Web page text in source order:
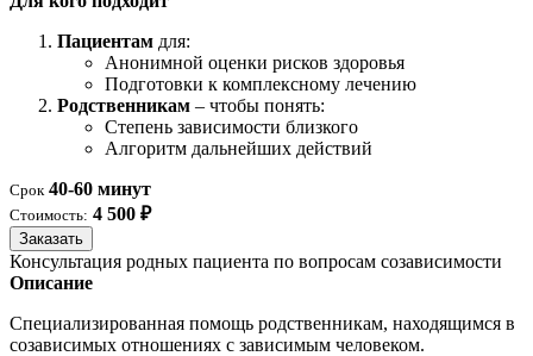
Пациентам для:
Анонимной оценки рисков здоровья
Подготовки к комплексному лечению
Родственникам – чтобы понять:
Степень зависимости близкого
Алгоритм дальнейших действий
Срок 40-60 минут
Стоимость: 4 500 ₽
Заказать
Консультация родных пациента по вопросам созависимости
Описание
Специализированная помощь родственникам, находящимся в
созависимых отношениях с зависимым человеком.